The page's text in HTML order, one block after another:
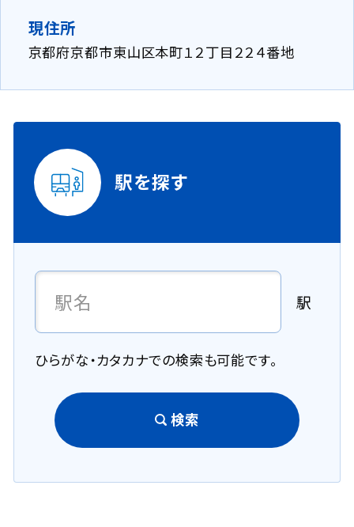
現住所
京都府京都市東山区本町１２丁目２２４番地
駅を探す
駅
ひらがな・カタカナでの検索も可能です。
検索